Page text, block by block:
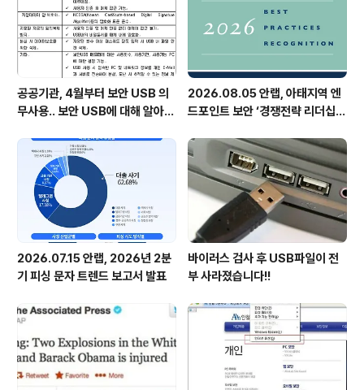
공공기관, 4월부터 보안 USB 의
무사용.. 보안 USB에 대해 알아봅
2026.08.05 안랩, 아태지역 엔
드포인트 보안 ‘경쟁전략 리더십’
2026.07.15 안랩, 2026년 2분
기 피싱 문자 트렌드 보고서 발표
바이러스 검사 후 USB파일이 전
부 사라졌습니다!!